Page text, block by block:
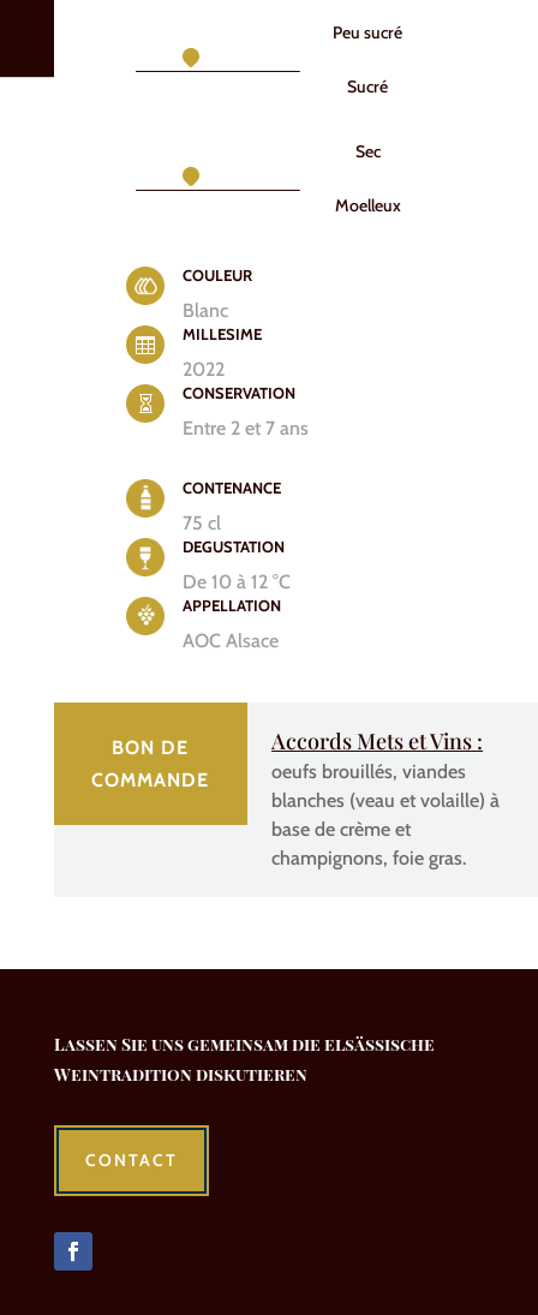
Peu sucré
Sucré
Sec
Moelleux
COULEUR
Blanc

MILLESIME
2022

CONSERVATION
Entre 2 et 7 ans
CONTENANCE
75 cl
DEGUSTATION
De 10 à 12 °C
APPELLATION
AOC Alsace
BON DE
COMMANDE
Accords Mets et Vins :
oeufs brouillés, viandes
blanches (veau et volaille) à
base de crème et
champignons, foie gras.
Lassen Sie uns gemeinsam die elsässische
Weintradition diskutieren
CONTACT